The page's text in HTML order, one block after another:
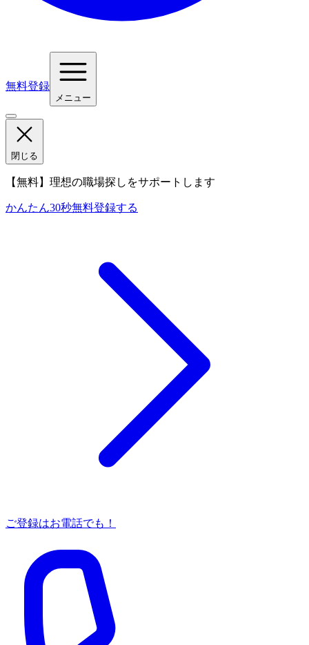
無料登録
メニュー
閉じる
【無料】理想の職場探しをサポートします
かんたん30秒無料登録する
ご登録はお電話でも！